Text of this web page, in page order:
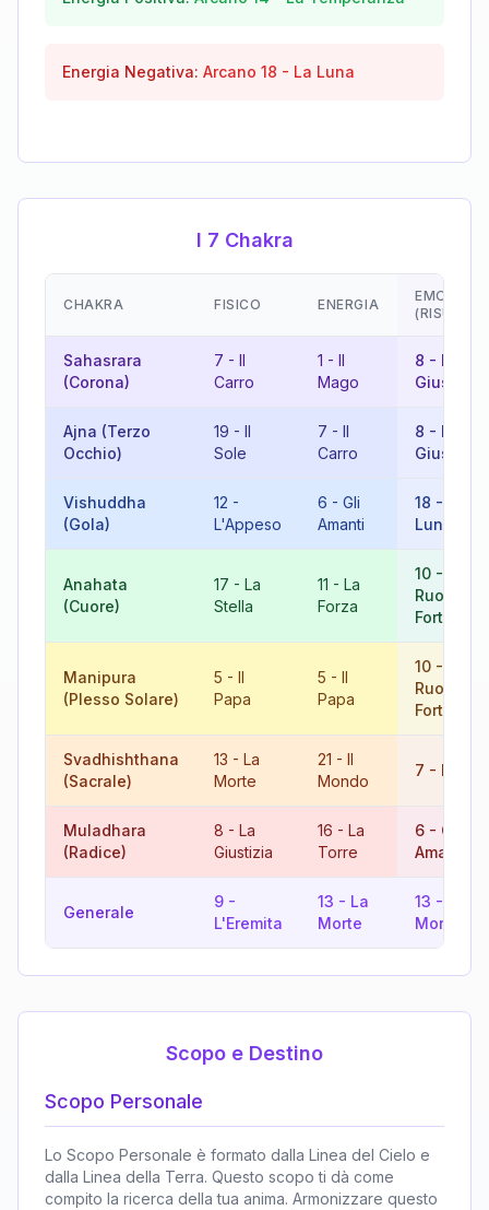
Energia Negativa: Arcano 18 - La Luna
I 7 Chakra
CHAKRA FISICO ENERGIA
EMOZIONI
Sahasrara
(Corona)
7 - Il
Carro
1 - Il
Mago
8 - La
Giustizia
Ajna (Terzo
Occhio)
19 - Il
Sole
7 - Il
Carro
8 - La
Giustizia
Vishuddha
(Gola)
12 -
L'Appeso
6 - Gli
Amanti
18 -
Luna
Anahata
(Cuore)
17 - La
Stella
11 - La
Forza
10 -
Ruota
Fortuna
Manipura
(Plesso Solare)
5 - Il
Papa
5 - Il
Papa
10 -
Ruota
Fortuna
Svadhishthana
(Sacrale)
13 - La
Morte
21 - Il
Mondo
7 - Il
Muladhara
(Radice)
8 - La
Giustizia
16 - La
Torre
6 - Gli
Amanti
Generale
9 -
L'Eremita
13 - La
Morte
13 -
Morte
Scopo e Destino
Scopo Personale
Lo Scopo Personale è formato dalla Linea del Cielo e
dalla Linea della Terra. Questo scopo ti dà come
compito la ricerca della tua anima. Armonizzare questo